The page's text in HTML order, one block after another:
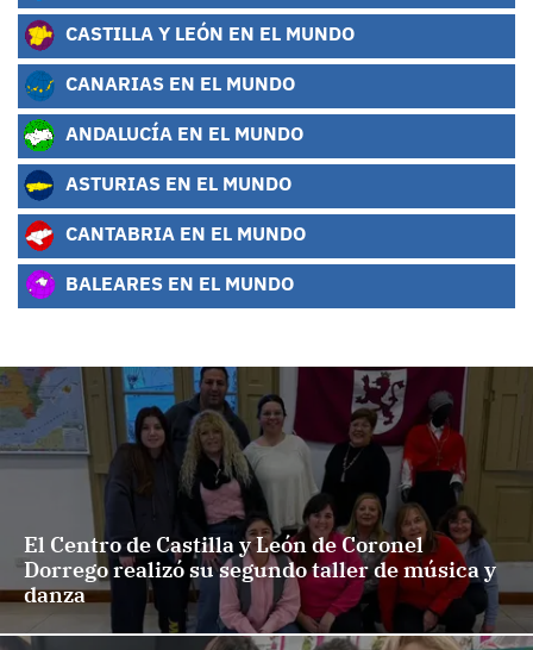
CASTILLA Y LEÓN EN EL MUNDO
CANARIAS EN EL MUNDO
ANDALUCÍA EN EL MUNDO
ASTURIAS EN EL MUNDO
CANTABRIA EN EL MUNDO
BALEARES EN EL MUNDO
El Centro de Castilla y León de Coronel
Dorrego realizó su segundo taller de música y
danza